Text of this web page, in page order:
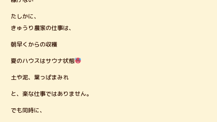
たしかに、
きゅうり農家の仕事は、
朝早くからの収穫
夏のハウスはサウナ状態
土や泥、葉っぱまみれ
と、楽な仕事ではありません。
でも同時に、